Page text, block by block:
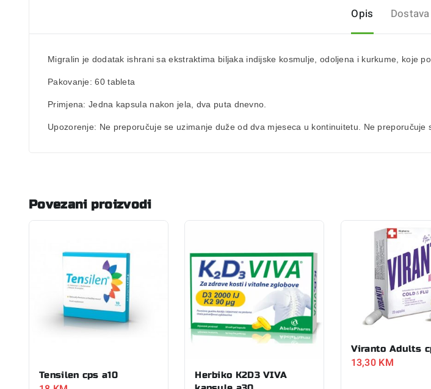
Opis
Migralin je dodatak ishrani sa ekstraktima biljaka indijske kosmulje, odoljena i kurkume, koje
Pakovanje:60 tableta
Primjena: Jedna kapsula nakon jela, dva puta dnevno.
Upozorenje: Ne preporučuje se uzimanje duže od dva mjeseca u kontinuitetu. Ne
Povezani proizvodi
Tensilen cps a10
Herbiko K2D3 VIVA
Viranto Adults
13,30 KM